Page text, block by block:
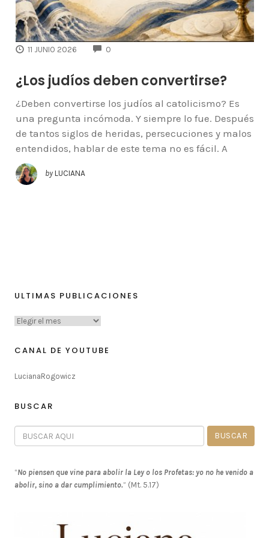
11 JUNIO 2026 0
¿Los judíos deben convertirse?
¿Deben convertirse los judíos al catolicismo? Es
una pregunta incómoda. Y siempre lo fue. Después
de tantos siglos de heridas, persecuciones y malos
entendidos, hablar de este tema no es fácil. A
by LUCIANA
ULTIMAS PUBLICACIONES
CANAL DE YOUTUBE
LucianaRogowicz
BUSCAR
“No piensen que vine para abolir la Ley o los Profetas: yo no he venido a
abolir, sino a dar cumplimiento.” (Mt. 5.17)